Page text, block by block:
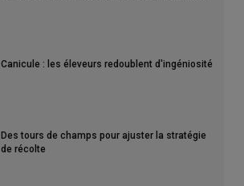
Canicule : les éleveurs redoublent d'ingéniosité
Des tours de champs pour ajuster la stratégie
de récolte